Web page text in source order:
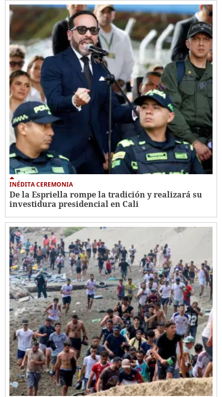
INÉDITA CEREMONIA
De la Espriella rompe la tradición y realizará su
investidura presidencial en Cali